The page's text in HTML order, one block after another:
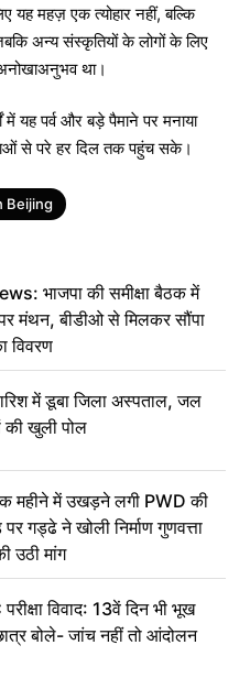
यह महज़ एक त्योहार नहीं, बल्कि
अन्य संस्कृतियों के लोगों के लिए
था।
यह पर्व और बड़े पैमाने पर मनाया
से परे हर दिल तक पहुंच सके।
Beijing
भाजपा की समीक्षा बैठक में
मंथन, बीडीओ से मिलकर सौंपा
विवरण
में डूबा जिला अस्पताल, जल
की खुली पोल
महीने में उखड़ने लगी PWD की
गड्ढे ने खोली निर्माण गुणवत्ता
उठी मांग
विवाद: 13वें दिन भी भूख
बोले- जांच नहीं तो आंदोलन